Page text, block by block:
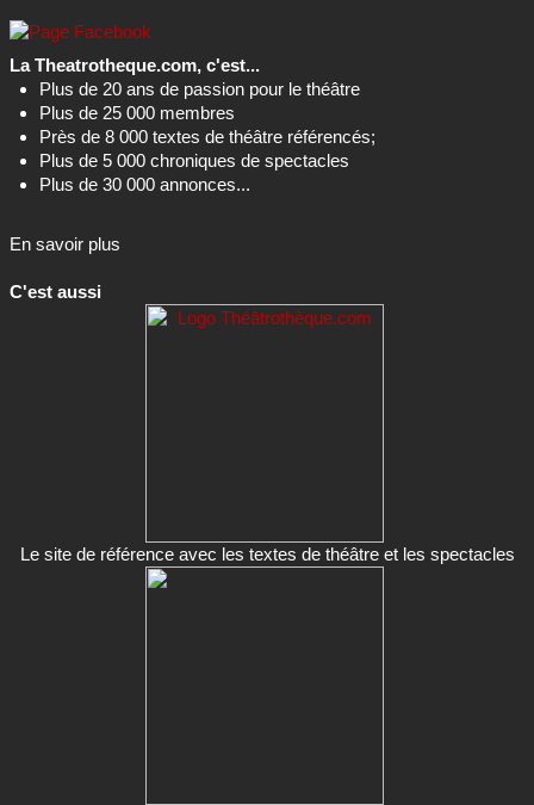
La Theatrotheque.com, c'est...
Plus de 20 ans de passion pour le théâtre
Plus de 25 000 membres
Près de 8 000 textes de théâtre référencés;
Plus de 5 000 chroniques de spectacles
Plus de 30 000 annonces...
En savoir plus
C'est aussi
Le site de référence avec les textes de théâtre et les spectacles